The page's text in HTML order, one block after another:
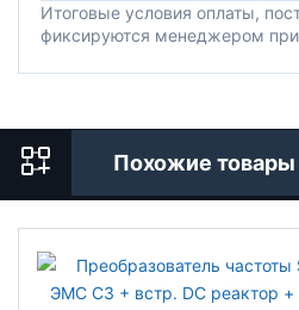
Итоговые условия оплаты,
фиксируются менеджером при
Похожие товары